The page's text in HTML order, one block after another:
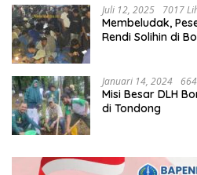
Juli 12, 2025 7017
Membeludak,
Rendi Solihin di
Januari 14, 2024
Misi Besar DLH
di Tondong